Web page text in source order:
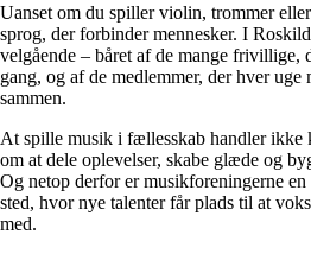
Uanset om du spiller violin, trommer
sprog, der forbinder mennesker. I
velgående – båret af de mange frivillige,
gang, og af de medlemmer, der hver uge
sammen.
At spille musik i fællesskab handler ikke
om at dele oplevelser, skabe glæde og
Og netop derfor er musikforeningerne
sted, hvor nye talenter får plads til at
med.